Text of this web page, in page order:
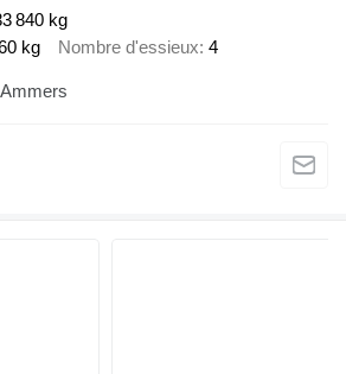
840 kg
kg Nombre d'essieux 4